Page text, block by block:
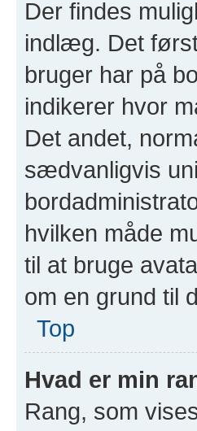
Der findes
indlæg. Det
bruger har på
indikerer hvor
Det andet,
sædvanligvis
hvilken måde
til at bruge
om en grund til
Top
Hvad er min
Rang, som